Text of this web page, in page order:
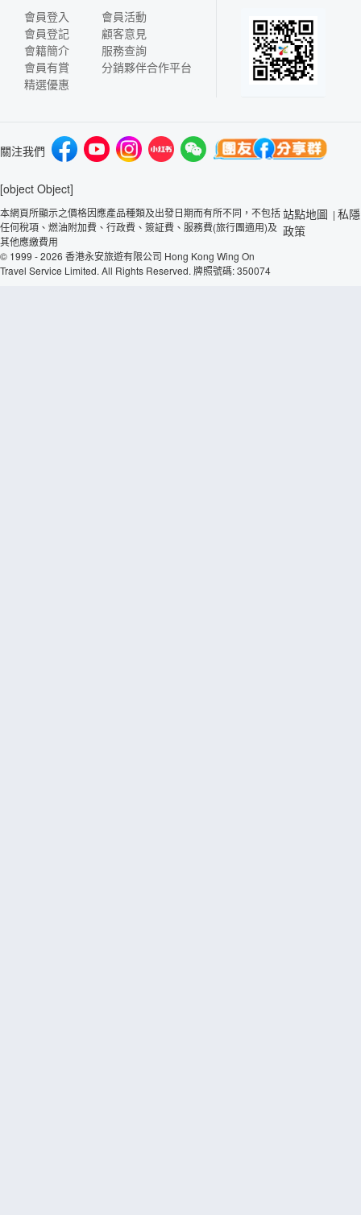
會員登入
會員登記
會籍簡介
會員有賞
精選優惠
會員活動
顧客意見
服務查詢
分銷夥伴合作平台
關注我們
[object Object]
本網頁所顯示之價格因應產品種類及出發日期而有所不同，不包括
任何稅項、燃油附加費、行政費、簽証費、服務費(旅行團適用)及
其他應繳費用
© 1999 - 2026 香港永安旅遊有限公司 Hong Kong Wing On
Travel Service Limited. All Rights Reserved. 牌照號碼: 350074
站點地圖 | 私隱
政策